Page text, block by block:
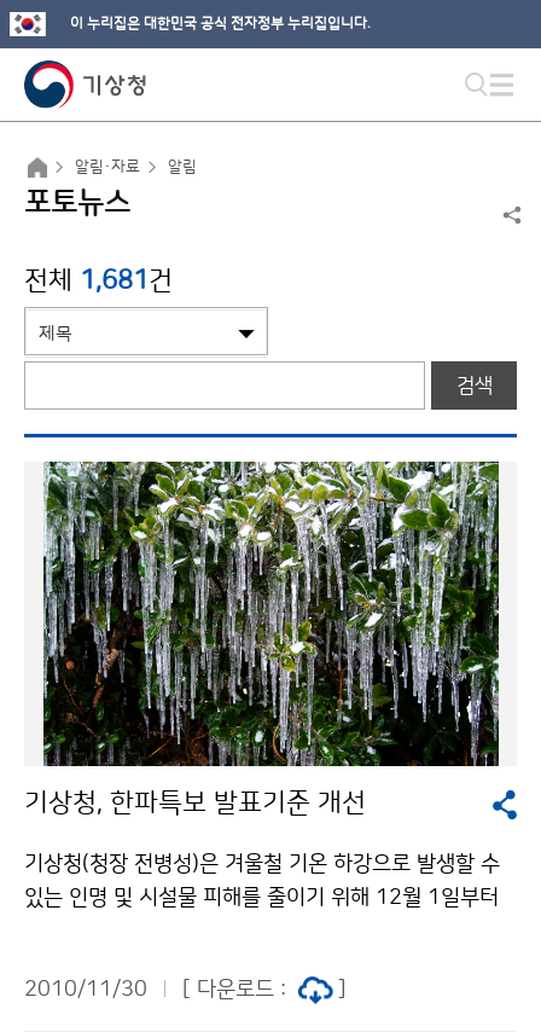
이 누리집은 대한민국 공식 전자정부 누리집입니다.
알림·자료 알림
포토뉴스
전체 1,681건
검색
기상청, 한파특보 발표기준 개선
기상청(청장 전병성)은 겨울철 기온 하강으로 발생할 수
있는 인명 및 시설물 피해를 줄이기 위해 12월 1일부터
최저기온보다 10도가 낮아지면 한파주의보, 15도가 낮
2010/11/30 [ 다운로드 :